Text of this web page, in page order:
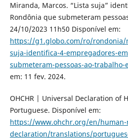
Miranda, Marcos. “Lista suja”
Rondônia que submeteram
24/10/2023 11h50 Disponível em:
https://g1.globo.com/ro/
suja-identifica-4-empregadores-
submeteram-pessoas-ao-trabalho-
em: 11 fev. 2024.
OHCHR | Universal Declaration of
Portuguese. Disponível em:
https://www.ohchr.org/en/
declaration/translations/